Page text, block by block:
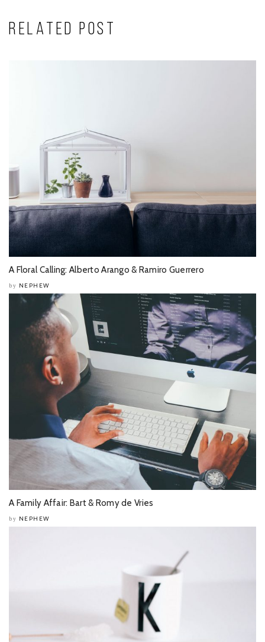
RELATED POST
A Floral Calling: Alberto Arango & Ramiro Guerrero
by NEPHEW
A Family Affair: Bart & Romy de Vries
by NEPHEW